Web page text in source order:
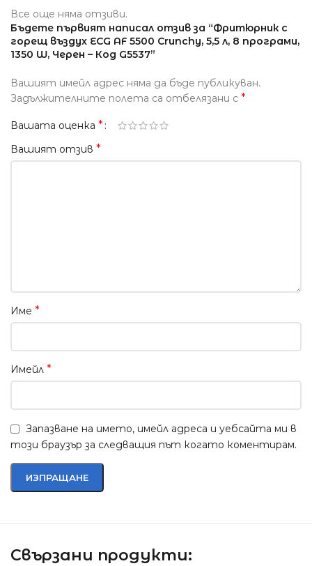
Все още няма отзиви.
Бъдете първият написал отзив за “Фритюрник с
горещ въздух ECG AF 5500 Crunchy, 5,5 л, 8 програми,
1350 W, Черен – Код G5537”
Вашият имейл адрес няма да бъде публикуван.
Задължителните полета са отбелязани с *
Вашата оценка *
Вашият отзив *
Име *
Имейл *
Запазване на името, имейл адреса и уебсайта ми в
този браузър за следващия път когато коментирам.
Свързани продукти: